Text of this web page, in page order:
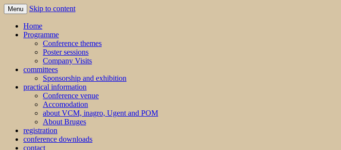
MS2013
Menu Skip to content
Home
Programme
Conference themes
Poster sessions
Company Visits
committees
Sponsorship and exhibition
practical information
Conference venue
Accomodation
about VCM, inagro, Ugent and POM
About Bruges
registration
conference downloads
contact